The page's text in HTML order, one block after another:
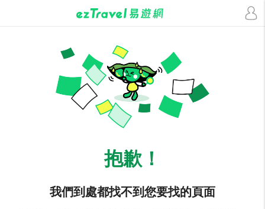
抱歉！
我們到處都找不到您要找的頁面